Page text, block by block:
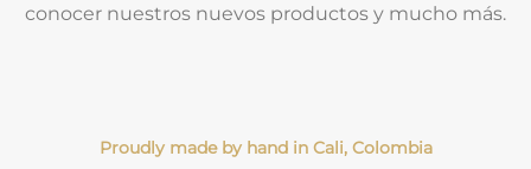
conocer nuestros nuevos productos y mucho más.
Proudly made by hand in Cali, Colombia